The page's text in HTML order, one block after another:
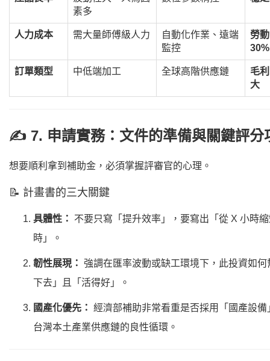
素多
人力成本 需大量師傅級人力
自動化作業、遠端
監控
勞
30%
訂單類型 中低端加工 全球高階供應鏈
毛
大
✍️ 7. 申請實務：文件的準備與關鍵評分
想要順利拿到補助金，必須掌握評審官的心理。
📝 計畫書的三大關鍵
具體性：
不要只寫「提升效率」，要寫出「從 X 小時
時」。
韌性展現： 強調在匯率波動或缺工環境下，此投資如何
下去」且「活得好」。
國產化優先： 經濟部補助非常看重是否採用「國產設備
台灣本土產業供應鏈的良性循環。